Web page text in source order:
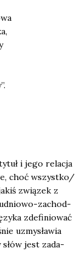
i jego rela­cja
choć wszystko/
zwią­zek z
zachod­
zde­fi­nio­wać
uzmy­sła­wia
słów jest zada­